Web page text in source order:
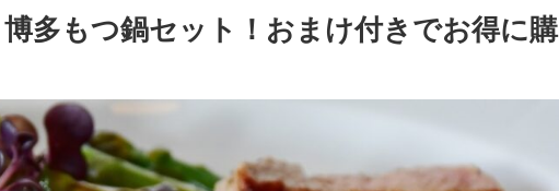
博多もつ鍋セット！おまけ付きでお得に購